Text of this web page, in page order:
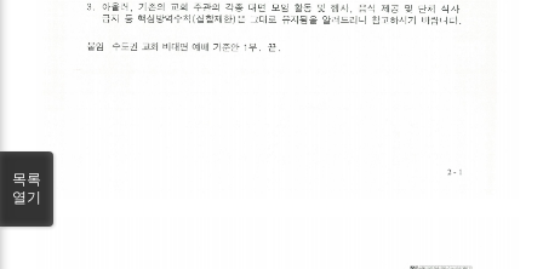
목록
열기